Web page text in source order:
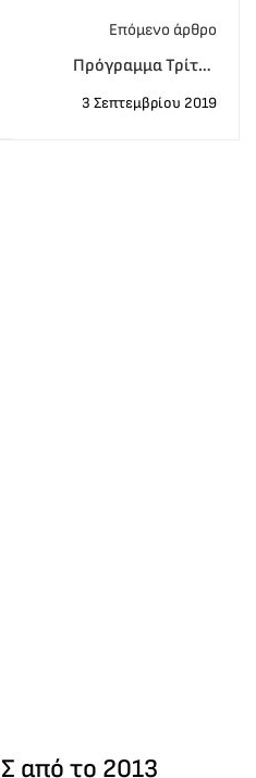
Eπόμενο άρθρο
Πρόγραμμα Τρίτης
3 Σεπτεμβρίου 2019
από το 2013